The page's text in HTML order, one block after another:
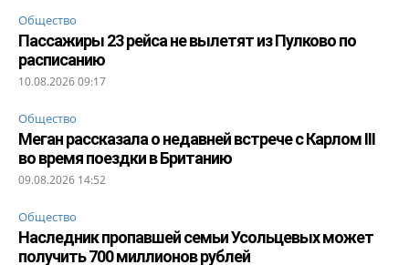
Общество
Пассажиры 23 рейса не вылетят из Пулково по
расписанию
10.08.2026 09:17
Общество
Меган рассказала о недавней встрече с Карлом III
во время поездки в Британию
09.08.2026 14:52
Общество
Наследник пропавшей семьи Усольцевых может
получить 700 миллионов рублей